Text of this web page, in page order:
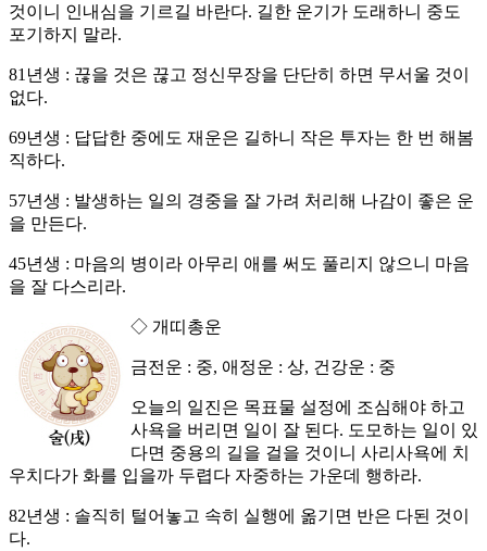
것이니 인내심을 기르길 바란다. 길한 운기가 도래하니 중도
포기하지 말라.
81년생 : 끊을 것은 끊고 정신무장을 단단히 하면 무서울 것이
없다.
69년생 : 답답한 중에도 재운은 길하니 작은 투자는 한 번 해봄
직하다.
57년생 : 발생하는 일의 경중을 잘 가려 처리해 나감이 좋은 운
을 만든다.
45년생 : 마음의 병이라 아무리 애를 써도 풀리지 않으니 마음
을 잘 다스리라.
◇ 개띠총운
금전운 : 중, 애정운 : 상, 건강운 : 중
오늘의 일진은 목표물 설정에 조심해야 하고
사욕을 버리면 일이 잘 된다. 도모하는 일이 있
다면 중용의 길을 걸을 것이니 사리사욕에 치
우치다가 화를 입을까 두렵다 자중하는 가운데 행하라.
82년생 : 솔직히 털어놓고 속히 실행에 옮기면 반은 다된 것이
다.